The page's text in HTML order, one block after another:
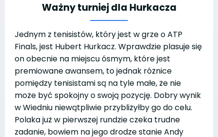
Ważny turniej dla Hurkacza
Jednym z tenisistów, który jest w grze o ATP
Finals, jest Hubert Hurkacz. Wprawdzie plasuje się
on obecnie na miejscu ósmym, które jest
premiowane awansem, to jednak różnice
pomiędzy tenisistami są na tyle małe, że nie
może być spokojny o swoją pozycję. Dobry wynik
w Wiedniu niewątpliwie przybliżyłby go do celu.
Polaka już w pierwszej rundzie czeka trudne
zadanie, bowiem na jego drodze stanie Andy